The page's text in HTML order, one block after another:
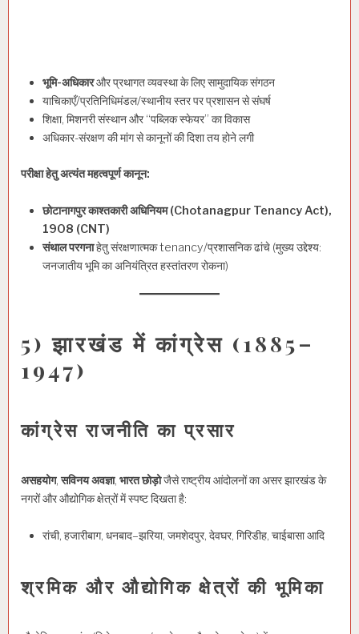
भूमि-अधिकारऔर प्रथागत व्यवस्था के लिए सामुदायिक संगठन
याचिकाएँ/प्रतिनिधिमंडल/स्थानीय स्तर पर प्रशासन से संघर्ष
शिक्षा, मिशनरी संस्थान और “पब्लिक स्फेयर” का विकास
अधिकार-संरक्षण की मांग से कानूनों की दिशा तय होने लगी
परीक्षा हेतु अत्यंत महत्वपूर्ण कानून:
छोटानागपुर काश्तकारी अधिनियम (Chotanagpur Tenancy Act),
1908 (CNT)
संथाल परगनाहेतु संरक्षणात्मक tenancy/प्रशासनिक ढांचे (मुख्य उद्देश्य:
जनजातीय भूमि का अनियंत्रित हस्तांतरण रोकना)
5) झारखंड में कांग्रेस (1885–
1947)
कांग्रेस राजनीति का प्रसार
असहयोग,सविनय अवज्ञा, भारत छोड़ोजैसे राष्ट्रीय आंदोलनों का असर झारखंड के
नगरों और औद्योगिक क्षेत्रों में स्पष्ट दिखता है:
रांची, हजारीबाग, धनबाद–झरिया, जमशेदपुर, देवघर, गिरिडीह, चाईबासा आदि
श्रमिक और औद्योगिक क्षेत्रों की भूमिका